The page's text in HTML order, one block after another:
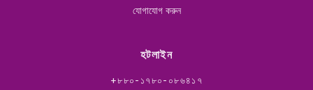
যোগাযোগ করুন
হটলাইন
+৮৮০-১৭৮০-০৮৬৪১৭